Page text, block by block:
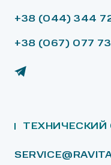
+38 (044) 344
+38 (067) 077
ТЕХНИЧЕСКИЙ